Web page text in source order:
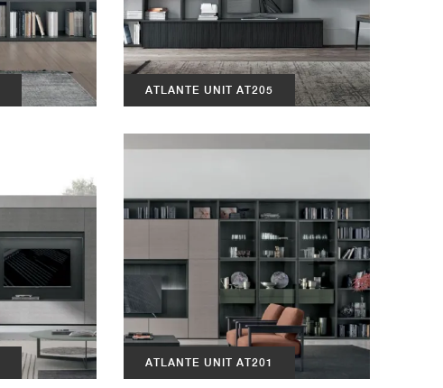
ATLANTE UNIT AT205
ATLANTE UNIT AT201